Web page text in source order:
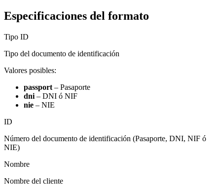
Especificaciones del formato
Tipo ID
Tipo del documento de identificación
Valores posibles:
passport – Pasaporte
dni – DNI ó NIF
nie – NIE
ID
Número del documento de identificación (Pasaporte, DNI, NIF ó
NIE)
Nombre
Nombre del cliente